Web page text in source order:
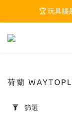
🏆 玩具腦
🏆 玩具腦
用
荷蘭
篩選